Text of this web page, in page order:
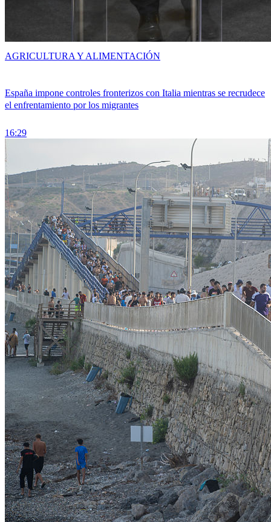
España impone controles fronterizos con Italia mientras se recrudece
el enfrentamiento por los migrantes
16:29
AGRICULTURA Y ALIMENTACIÓN